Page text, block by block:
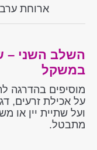
ארוחת ערב
השלב השני –
במשקל
מוסיפים בהדרגה
על אכילת זרעים,
ועל שתיית יין או
מתבטל.